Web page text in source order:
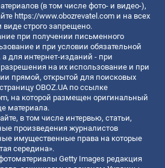
(в том числе фото- и видео-),
https://www.obozrevatel.com и на всех
строго запрещено.
при получении письменного
и при условии обязательной
а для интернет-изданий - при
на их использование и при
прямой, открытой для поисковых
OBOZ.UA по ссылке
, на которой размещен оригинальный
материала.
в том числе интервью, статьи,
произведения журналистов
имущественные права на которые
середина».
Getty Images редакция